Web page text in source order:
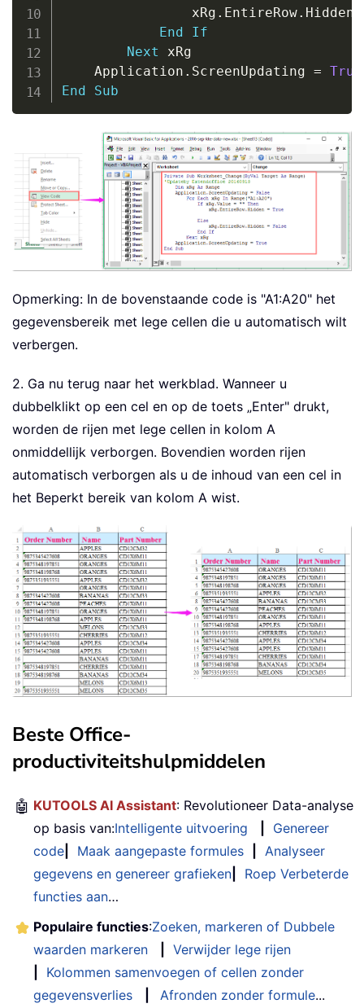
                xRg
. EntireRow. Hidden
End
If
Next xRg
    Application
. ScreenUpdating = True
End
Sub
Opmerking: In de bovenstaande code is "A1:A20" het
gegevensbereik met lege cellen die u automatisch wilt
verbergen.
2. Ga nu terug naar het werkblad. Wanneer u
dubbelklikt op een cel en op de toets „Enter" drukt,
worden de rijen met lege cellen in kolom A
onmiddellijk verborgen. Bovendien worden rijen
automatisch verborgen als u de inhoud van een cel in
het Beperkt bereik van kolom A wist.
Beste Office-
productiviteitshulpmiddelen
🤖 KUTOOLS AI Assistant: Revolutioneer Data-analyse
op basis van:Intelligente uitvoering
Genereer
code
Maak aangepaste formules
Analyseer
gegevens en genereer grafieken
Roep Verbeterde
functies aan…
Populaire functies:Zoeken, markeren of Dubbele
waarden markeren
Verwijder lege rijen
Kolommen samenvoegen of cellen zonder
gegevensverlies
Afronden zonder formule...